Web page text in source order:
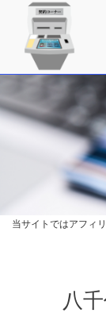
当サイトではアフィ
八